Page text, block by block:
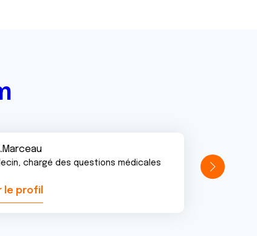
chargé des questions médicales
le profil